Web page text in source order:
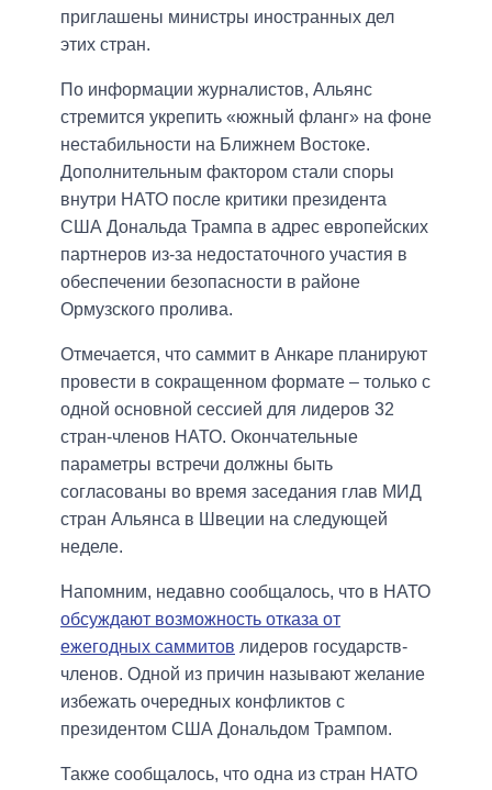
приглашены министры иностранных дел
этих стран.
По информации журналистов, Альянс
стремится укрепить «южный фланг» на фоне
нестабильности на Ближнем Востоке.
Дополнительным фактором стали споры
внутри НАТО после критики президента
США Дональда Трампа в адрес европейских
партнеров из-за недостаточного участия в
обеспечении безопасности в районе
Ормузского пролива.
Отмечается, что саммит в Анкаре планируют
провести в сокращенном формате – только с
одной основной сессией для лидеров 32
стран-членов НАТО. Окончательные
параметры встречи должны быть
согласованы во время заседания глав МИД
стран Альянса в Швеции на следующей
неделе.
Напомним, недавно сообщалось, что в НАТО
обсуждают возможность отказа от
ежегодных саммитов лидеров государств-
членов. Одной из причин называют желание
избежать очередных конфликтов с
президентом США Дональдом Трампом.
Также сообщалось, что одна из стран НАТО